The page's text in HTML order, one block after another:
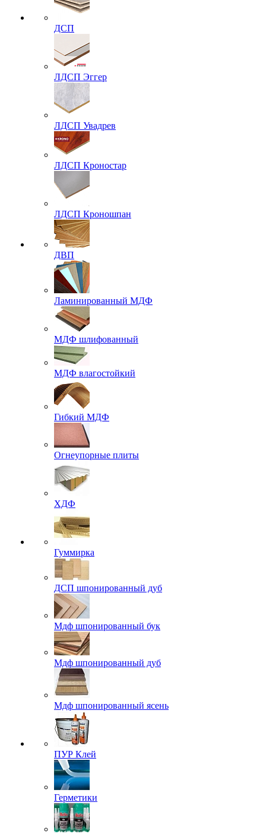
ДСП
ЛДСП Эггер
ЛДСП Увадрев
ЛДСП Кроностар
ЛДСП Кроношпан
ДВП
Ламинированный МДФ
МДФ шлифованный
МДФ влагостойкий
Гибкий МДФ
Огнеупорные плиты
ХДФ
Гуммирка
ДСП шпонированный дуб
Мдф шпонированный бук
Мдф шпонированный дуб
Мдф шпонированный ясень
ПУР Клей
Герметики